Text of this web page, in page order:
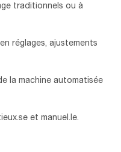
traditionnels ou à
réglages, ajustements
la machine automatisée
et manuel.le.